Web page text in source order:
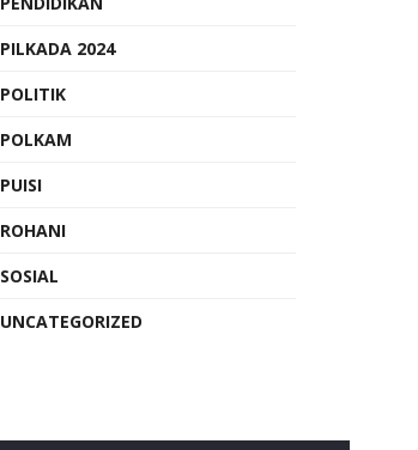
PILKADA 2024
POLITIK
POLKAM
PUISI
ROHANI
SOSIAL
UNCATEGORIZED